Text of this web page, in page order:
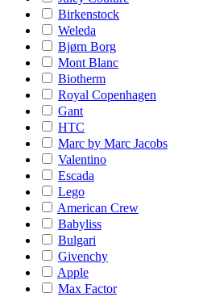
Birkenstock
Weleda
Bjørn Borg
Mont Blanc
Biotherm
Royal Copenhagen
Gant
HTC
Marc by Marc Jacobs
Valentino
Escada
Lego
American Crew
Babyliss
Bulgari
Givenchy
Apple
Max Factor